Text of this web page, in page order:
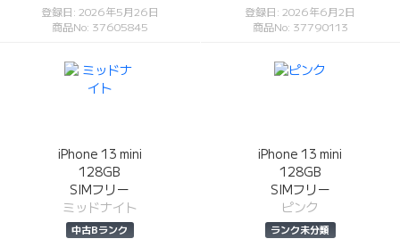
登録日: 2026年5月26日
商品No: 37605845
登録日: 2026年6月2日
商品No: 37790113
iPhone 13 mini
128GB
SIMフリー
ミッドナイト
中古Bランク
iPhone 13 mini
128GB
SIMフリー
ピンク
ランク未分類